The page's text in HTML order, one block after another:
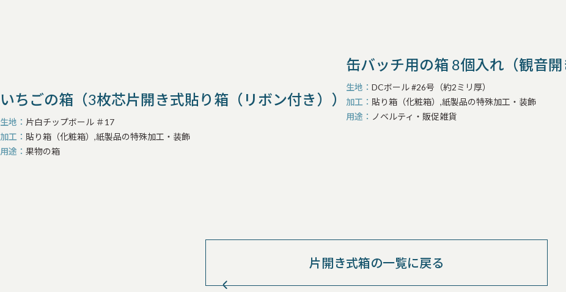
いちごの箱（3枚芯片開き式貼り箱（リボン付き））
生地
片白チップボール ＃17
加工
貼り箱（化粧箱）,紙製品の特殊加工・装飾
用途
果物の箱
缶バッチ用の箱 8個入れ（観音開
生地
DCボール #26号（約2ミリ厚）
加工
貼り箱（化粧箱）,紙製品の特殊加工・装飾
用途
ノベルティ・販促雑貨
片開き式箱の一覧に戻る